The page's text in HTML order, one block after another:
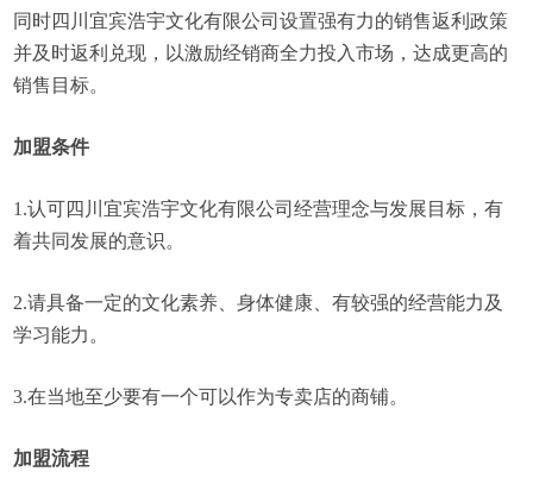
同时四川宜宾浩宇文化有限公司设置强有力的销售返利政策
并及时返利兑现，以激励经销商全力投入市场，达成更高的
销售目标。
加盟条件
1.认可四川宜宾浩宇文化有限公司经营理念与发展目标，有
着共同发展的意识。
2.请具备一定的文化素养、身体健康、有较强的经营能力及
学习能力。
3.在当地至少要有一个可以作为专卖店的商铺。
加盟流程